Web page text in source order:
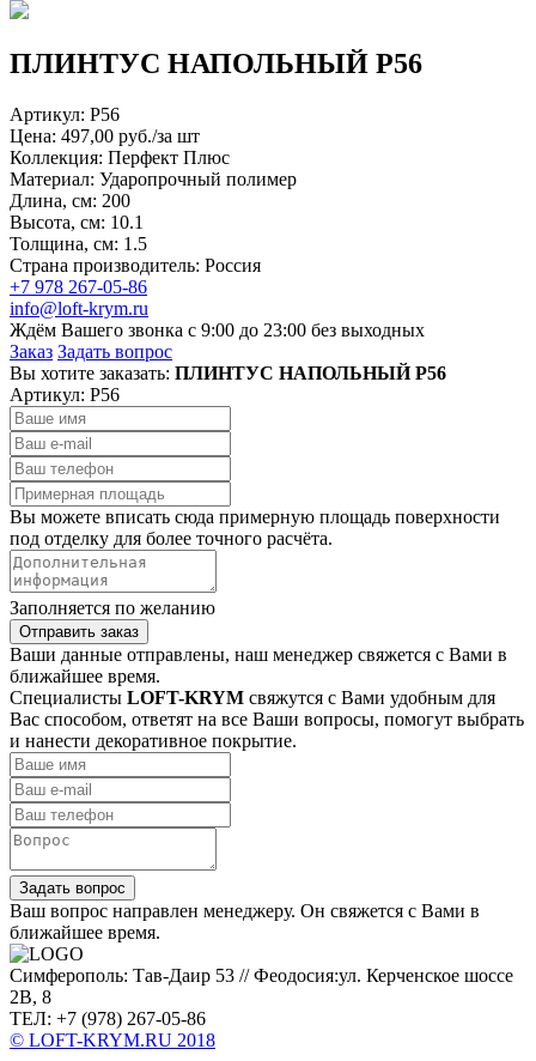
ПЛИНТУС НАПОЛЬНЫЙ P56
Артикул: P56
Цена: 497,00 руб./за шт
Коллекция: Перфект Плюс
Материал: Ударопрочный полимер
Длина, см: 200
Высота, см: 10.1
Толщина, см: 1.5
Страна производитель: Россия
+7 978 267-05-86
info@loft-krym.ru
Ждём Вашего звонка с 9:00 до 23:00 без выходных
Заказ Задать вопрос
Вы хотите заказать: ПЛИНТУС НАПОЛЬНЫЙ P56
Артикул: P56
Вы можете вписать сюда примерную площадь поверхности
под отделку для более точного расчёта.
Заполняется по желанию
Отправить заказ
Ваши данные отправлены, наш менеджер свяжется с Вами в
ближайшее время.
Специалисты LOFT-KRYM свяжутся с Вами удобным для
Вас способом, ответят на все Ваши вопросы, помогут выбрать
и нанести декоративное покрытие.
Задать вопрос
Ваш вопрос направлен менеджеру. Он свяжется с Вами в
ближайшее время.
Симферополь: Тав-Даир 53 // Феодосия:ул. Керченское шоссе
2В, 8
ТЕЛ: +7 (978) 267-05-86
© LOFT-KRYM.RU 2018